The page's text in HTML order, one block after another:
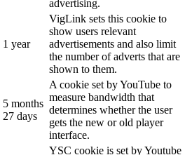
advertising.
1 year
VigLink sets this cookie to
show users relevant
advertisements and also limit
the number of adverts that are
shown to them.
5 months
27 days
A cookie set by YouTube to
measure bandwidth that
determines whether the user
gets the new or old player
interface.
YSC cookie is set by Youtube